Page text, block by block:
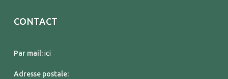
CONTACT
Par mail:ici
Adresse postale: